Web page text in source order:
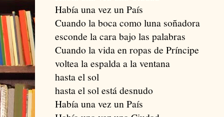
Había una vez un País
Cuando la boca como luna soñadora
esconde la cara bajo las palabras
Cuando la vida en ropas de Príncipe
voltea la espalda a la ventana
hasta el sol
hasta el sol está desnudo
Había una vez un País